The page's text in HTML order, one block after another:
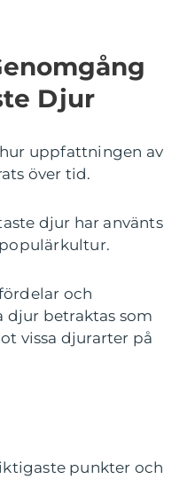
Djur
hur uppfattningen av
över tid.
djur har använts
och
djur betraktas som
vissa djurarter på
punkter och